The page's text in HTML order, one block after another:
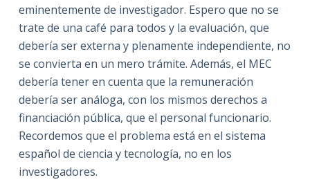
eminentemente de investigador. Espero que no se
trate de una café para todos y la evaluación, que
debería ser externa y plenamente independiente, no
se convierta en un mero trámite. Además, el MEC
debería tener en cuenta que la remuneración
debería ser análoga, con los mismos derechos a
financiación pública, que el personal funcionario.
Recordemos que el problema está en el sistema
español de ciencia y tecnología, no en los
investigadores.